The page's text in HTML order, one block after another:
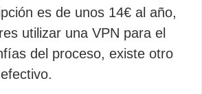
es de unos 14€ al año,
utilizar una VPN para el
del proceso, existe otro